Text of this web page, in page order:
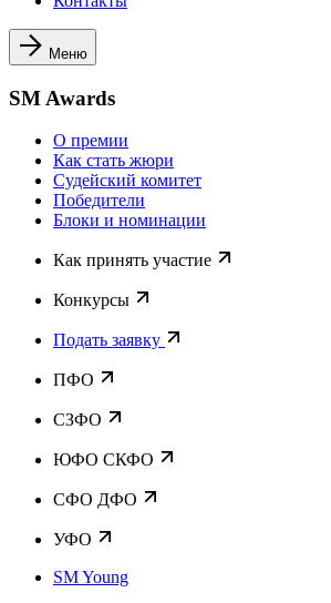
Меню
SM Awards
О премии
Как стать жюри
Судейский комитет
Победители
Блоки и номинации
Как принять участие
Конкурсы
Подать заявку
ПФО
СЗФО
ЮФО СКФО
CФО ДФО
УФО
SM Young